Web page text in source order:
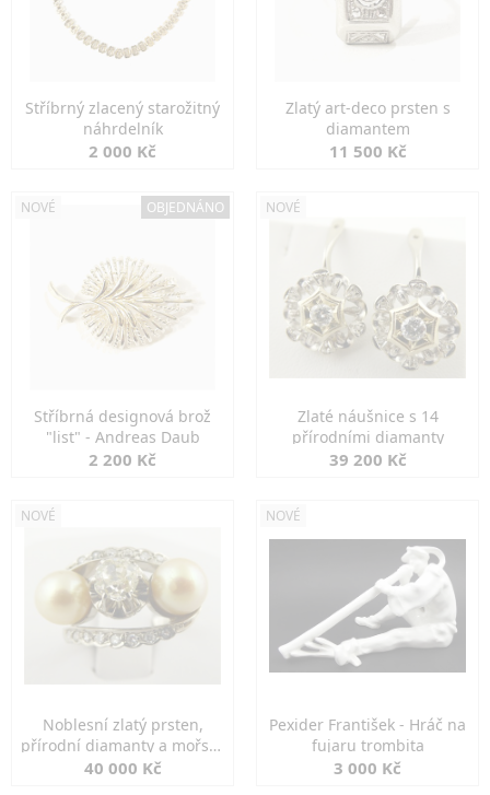
Stříbrný zlacený starožitný
náhrdelník
2 000 Kč
Zlatý art-deco prsten s
diamantem
11 500 Kč
NOVÉ OBJEDNÁNO
Stříbrná designová brož
"list" - Andreas Daub
2 200 Kč
NOVÉ
Zlaté náušnice s 14
přírodními diamanty
39 200 Kč
NOVÉ
Noblesní zlatý prsten,
přírodní diamanty a mořské
perly
40 000 Kč
NOVÉ
Pexider František - Hráč na
fujaru trombita
3 000 Kč